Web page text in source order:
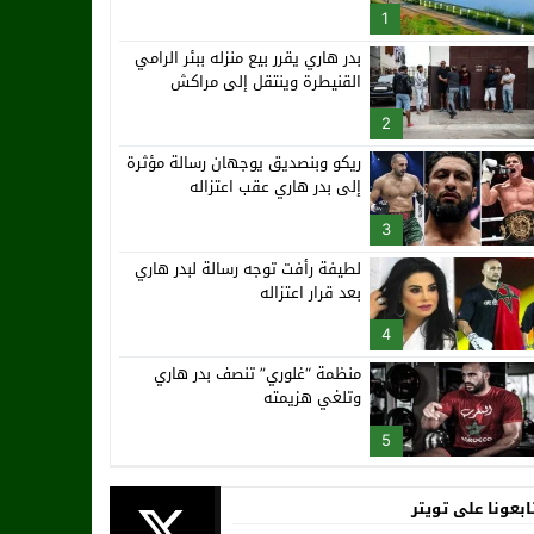
1
2
بدر هاري يقرر بيع منزله ببئر الرامي
القنيطرة وينتقل إلى مراكش
3
ريكو وبنصديق يوجهان رسالة مؤثرة
إلى بدر هاري عقب اعتزاله
4
لطيفة رأفت توجه رسالة لبدر هاري
بعد قرار اعتزاله
5
منظمة “غلوري” تنصف بدر هاري
وتلغي هزيمته
على تويتر